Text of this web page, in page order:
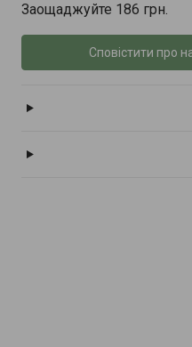
Заощаджуйте 186 грн.
Сповістити про